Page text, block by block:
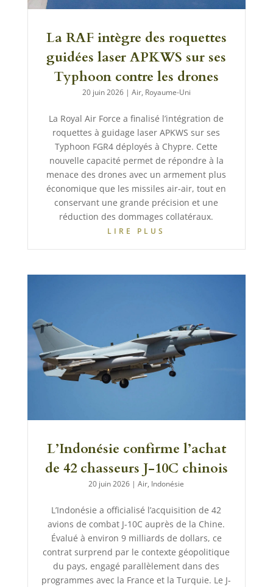
La RAF intègre des roquettes
guidées laser APKWS sur ses
Typhoon contre les drones
20 juin 2026| Air, Royaume-Uni
La Royal Air Force a finalisé l’intégration de
roquettes à guidage laser APKWS sur ses
Typhoon FGR4 déployés à Chypre. Cette
nouvelle capacité permet de répondre à la
menace des drones avec un armement plus
économique que les missiles air-air, tout en
conservant une grande précision et une
réduction des dommages collatéraux.
LIRE PLUS
L’Indonésie confirme l’achat
de 42 chasseurs J-10C chinois
20 juin 2026 |Air, Indonésie
L’Indonésie a officialisé l’acquisition de 42
avions de combat J-10C auprès de la Chine.
Évalué à environ 9 milliards de dollars, ce
contrat surprend par le contexte géopolitique
du pays, engagé parallèlement dans des
programmes avec la France et la Turquie. Le J-